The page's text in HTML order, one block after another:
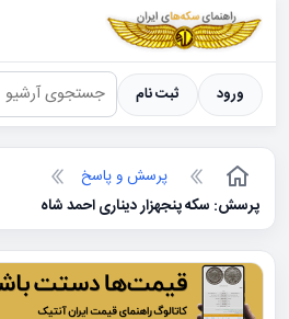
سکه ها ؛ راهنمای سکه شناسی
ورود ثبت نام
پرسش و پاسخ
پرسش: سکه پنجهزار دیناری احمد شاه